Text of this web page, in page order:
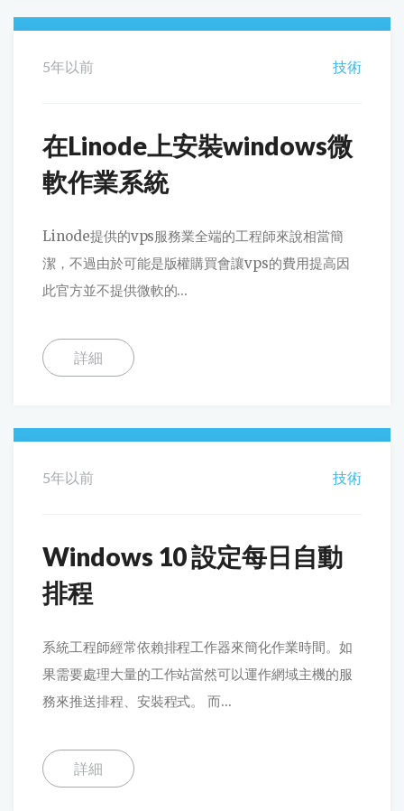
5年以前 技術
在Linode上安裝windows微
軟作業系統
Linode提供的vps服務業全端的工程師來說相當簡
潔，不過由於可能是版權購買會讓vps的費用提高因
此官方並不提供微軟的...
詳細
5年以前 技術
Windows 10 設定每日自動
排程
系統工程師經常依賴排程工作器來簡化作業時間。如
果需要處理大量的工作站當然可以運作網域主機的服
務來推送排程、安裝程式。 而...
詳細